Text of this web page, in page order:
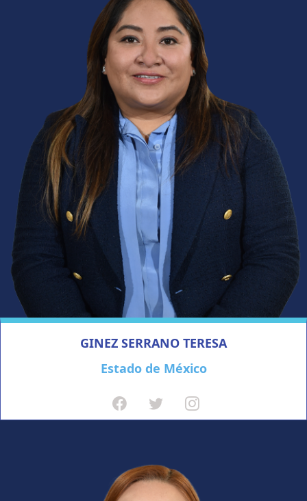
GINEZ SERRANO TERESA
Estado de México